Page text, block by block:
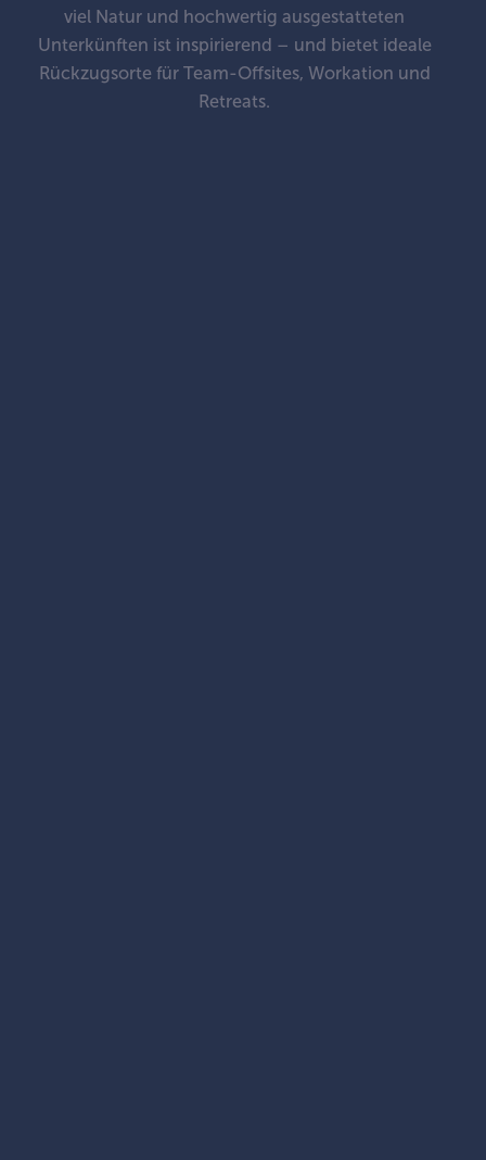
viel Natur und hochwertig ausgestatteten
Unterkünften ist inspirierend – und bietet ideale
Rückzugsorte für Team-Offsites, Workation und
Retreats.